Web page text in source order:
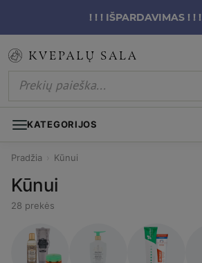
! ! ! IŠPARDAVIMAS ! ! !
KATEGORIJOS
Pradžia Kūnui
Kūnui
28 prekės